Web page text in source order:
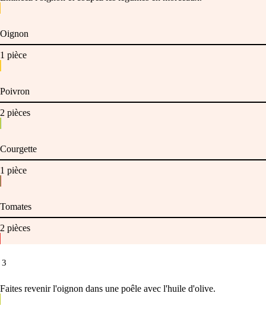
Oignon
1 pièce
Poivron
2 pièces
Courgette
1 pièce
Tomates
2 pièces
3
Faites revenir l'oignon dans une poêle avec l'huile d'olive.